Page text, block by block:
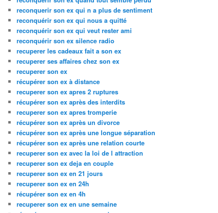
reconquerir son ex qui n a plus de sentiment
reconquérir son ex qui nous a quitté
reconquérir son ex qui veut rester ami
reconquérir son ex silence radio
recuperer les cadeaux fait a son ex
recuperer ses affaires chez son ex
recuperer son ex
récupérer son ex à distance
recuperer son ex apres 2 ruptures
récupérer son ex après des interdits
recuperer son ex apres tromperie
récupérer son ex après un divorce
récupérer son ex après une longue séparation
récupérer son ex après une relation courte
recuperer son ex avec la loi de l attraction
recuperer son ex deja en couple
recuperer son ex en 21 jours
recuperer son ex en 24h
récupérer son ex en 4h
recuperer son ex en une semaine